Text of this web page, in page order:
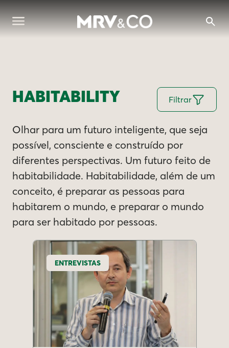
HABITABILITY Filtrar
Olhar para um futuro inteligente, que seja
possível, consciente e construído por
diferentes perspectivas. Um futuro feito de
habitabilidade. Habitabilidade, além de um
conceito, é preparar as pessoas para
habitarem o mundo, e preparar o mundo
para ser habitado por pessoas.
ENTREVISTAS